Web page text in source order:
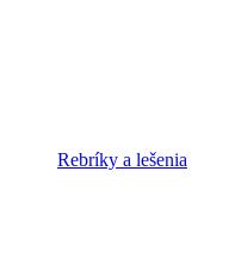
Rebríky a lešenia